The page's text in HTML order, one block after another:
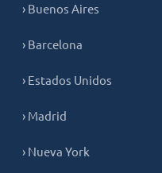
› Buenos Aires
› Barcelona
› Estados Unidos
› Madrid
› Nueva York